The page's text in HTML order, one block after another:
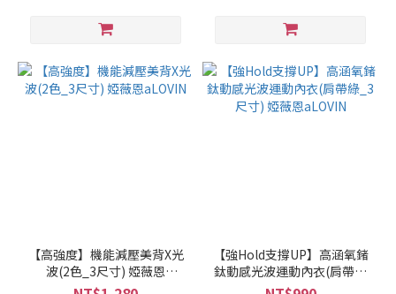
【高強度】機能減壓美背X光
波(2色_3尺寸) 婭薇恩
aLOVIN
【強Hold支撐UP】高涵氧鍺
鈦動感光波運動內衣(肩帶綠
_3尺寸) 婭薇恩aLOVIN